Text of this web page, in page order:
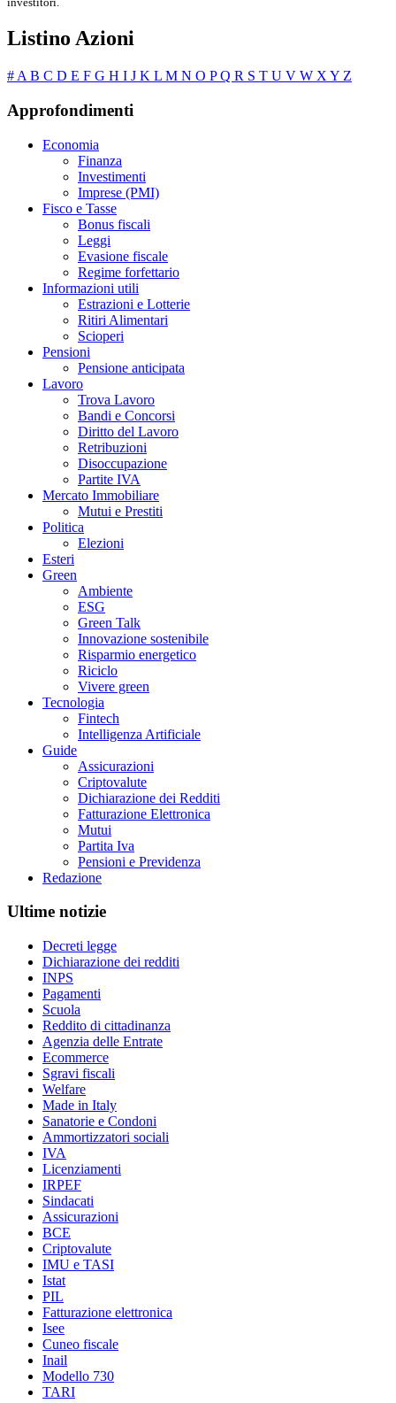
Listino Azioni
# A B C D E F G H I J K L M N O PQ R S T U V W X Y Z
Approfondimenti
Economia
Finanza
Investimenti
Imprese (PMI)
Fisco e Tasse
Bonus fiscali
Leggi
Evasione fiscale
Regime forfettario
Informazioni utili
Estrazioni e Lotterie
Ritiri Alimentari
Scioperi
Pensioni
Pensione anticipata
Lavoro
Trova Lavoro
Bandi e Concorsi
Diritto del Lavoro
Retribuzioni
Disoccupazione
Partite IVA
Mercato Immobiliare
Mutui e Prestiti
Politica
Elezioni
Esteri
Green
Ambiente
ESG
Green Talk
Innovazione sostenibile
Risparmio energetico
Riciclo
Vivere green
Tecnologia
Fintech
Intelligenza Artificiale
Guide
Assicurazioni
Criptovalute
Dichiarazione dei Redditi
Fatturazione Elettronica
Mutui
Partita Iva
Pensioni e Previdenza
Redazione
Ultime notizie
Decreti legge
Dichiarazione dei redditi
INPS
Pagamenti
Scuola
Reddito di cittadinanza
Agenzia delle Entrate
Ecommerce
Sgravi fiscali
Welfare
Made in Italy
Sanatorie e Condoni
Ammortizzatori sociali
IVA
Licenziamenti
IRPEF
Sindacati
Assicurazioni
BCE
Criptovalute
IMU e TASI
Istat
PIL
Fatturazione elettronica
Isee
Cuneo fiscale
Inail
Modello 730
TARI